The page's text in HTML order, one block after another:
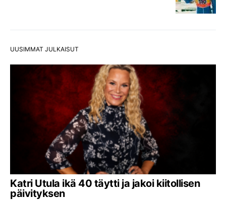
UUSIMMAT JULKAISUT
Katri Utula ikä 40 täytti ja jakoi kiitollisen
päivityksen